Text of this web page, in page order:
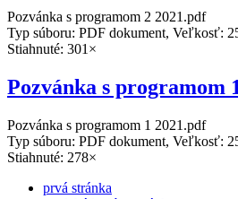
Pozvánka s programom 2 2021.pdf
Typ súboru: PDF dokument, Veľkosť:
Stiahnuté: 301×
Pozvánka s programom
Pozvánka s programom 1 2021.pdf
Typ súboru: PDF dokument, Veľkosť:
Stiahnuté: 278×
prvá stránka